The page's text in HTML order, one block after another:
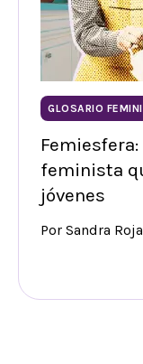
GLOSARIO
feminista
jóvenes
Por Sandra